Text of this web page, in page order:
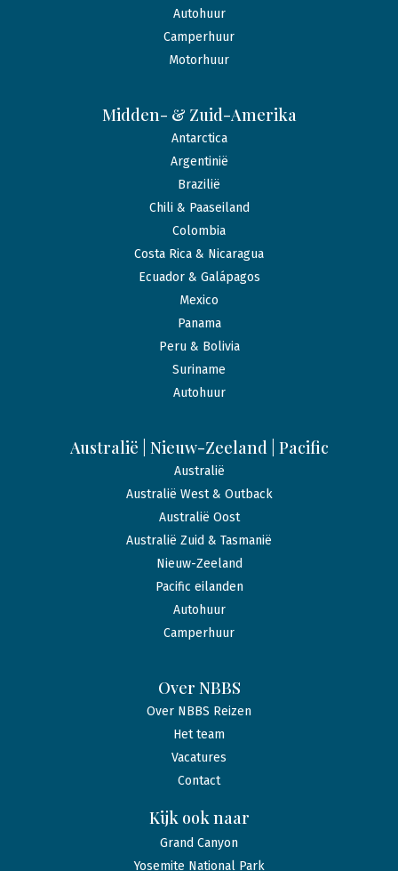
Autohuur
Camperhuur
Motorhuur
Midden- & Zuid-Amerika
Antarctica
Argentinië
Brazilië
Chili & Paaseiland
Colombia
Costa Rica & Nicaragua
Ecuador & Galápagos
Mexico
Panama
Peru & Bolivia
Suriname
Autohuur
Australië | Nieuw-Zeeland | Pacific
Australië
Australië West & Outback
Australië Oost
Australië Zuid & Tasmanië
Nieuw-Zeeland
Pacific eilanden
Autohuur
Camperhuur
Over NBBS
Over NBBS Reizen
Het team
Vacatures
Contact
Kijk ook naar
Grand Canyon
Yosemite National Park